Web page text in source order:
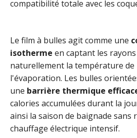
compatibilité totale avec les
Le film à bulles agit comme une
isotherme en captant les
naturellement la température
l'évaporation. Les bulles
une barrière thermique
calories accumulées durant la
ainsi la saison de baignade sans
chauffage électrique intensif.